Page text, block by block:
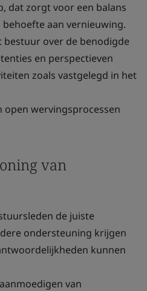
dat zorgt voor een balans
aan vernieuwing.
bestuur over de benodigde
en perspectieven
zoals vastgelegd in het
wervingsprocessen
van
de juiste
ondersteuning krijgen
kunnen
van